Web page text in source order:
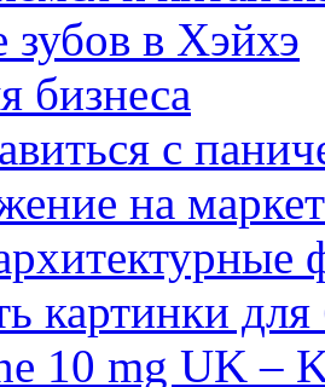
зубов в Хэйхэ
бизнеса
с
на
картинки
10 mg UK –